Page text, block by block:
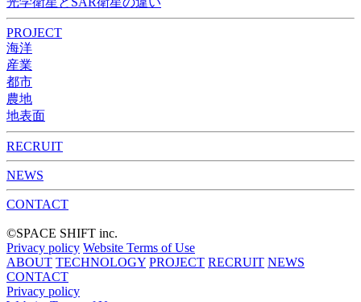
PROJECT
海洋
産業
都市​
農地
地表面
RECRUIT
NEWS
CONTACT
©︎SPACE SHIFT inc.
Privacy policy Website Terms of Use
ABOUT TECHNOLOGY PROJECT RECRUIT NEWS
CONTACT
Privacy policy